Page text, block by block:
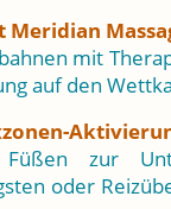
mit
auf den
zur
oder